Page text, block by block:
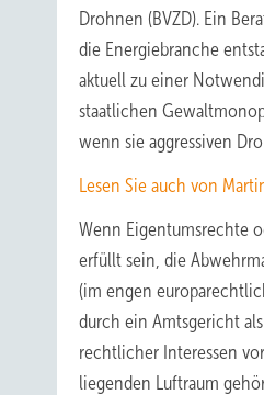
Drohnen (BVZD). Ein
die Energiebranche
aktuell zu einer
staatlichen
wenn sie aggressiven
Lesen Sie auch von
Wenn Eigentumsrechte
erfüllt sein, die
(im engen
durch ein Amtsgericht
rechtlicher Interessen
liegenden Luftraum